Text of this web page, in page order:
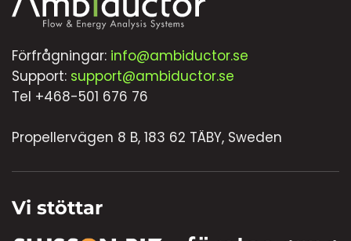
Förfrågningar: info@ambiductor.se
Support: support@ambiductor.se
Tel +468-501 676 76
Propellervägen 8 B, 183 62 TÄBY, Sweden
Vi stöttar